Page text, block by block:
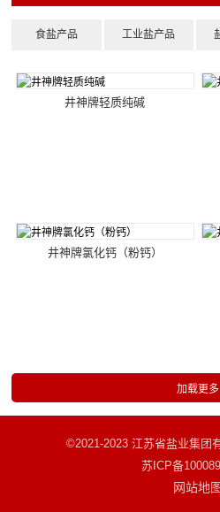
食盐产品 工业盐产品
井神牌轻质纯碱
井神牌氯化钙（粉钙）
©2021-2023 江苏省盐业集团
苏ICP备
网站地图